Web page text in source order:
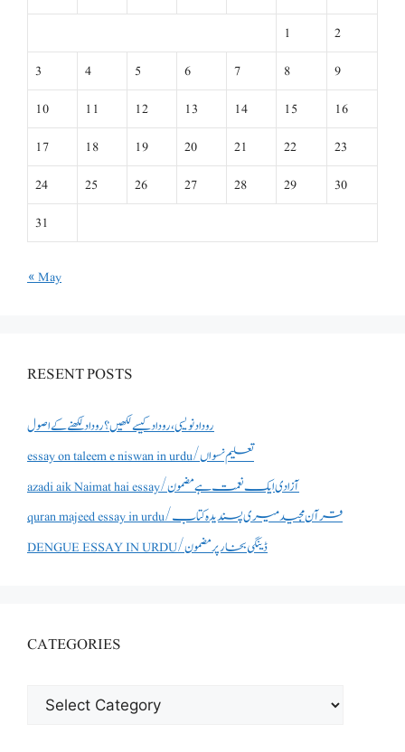
1
2
3
4 5 6 7 8
9
10
11 12 13 14 15
16
17
18 19 20 21 22
23
24
25 26 27 28 29
30
31
« May
RESENT POSTS
روداد نویسی ،روداد کیسے لکھیں؟ روداد لکھنے کے اصول
essay on taleem e niswan in urdu/تعلیم نسواں
azadi aik Naimat hai essay/آزادی ایک نعمت ہے مضمون
quran majeed essay in urdu/قرآن مجید میری پسندیدہ کتاب
DENGUE ESSAY IN URDU/ڈینگی بخار پر مضمون
CATEGORIES
CATEGORIES